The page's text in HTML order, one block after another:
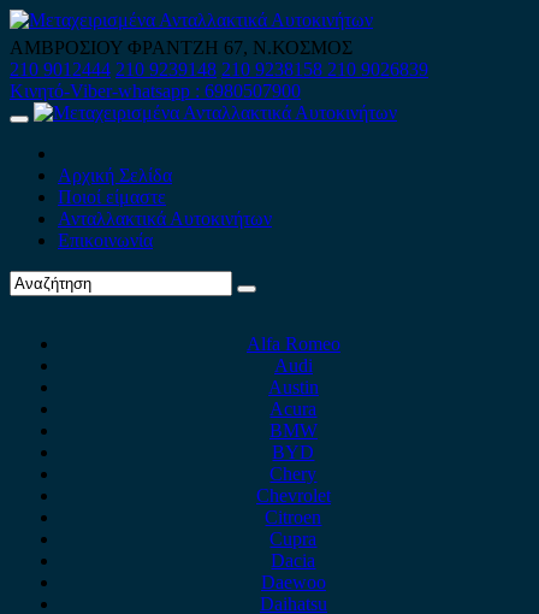
Skip
to
content
ΑΜΒΡΟΣΙΟΥ ΦΡΑΝΤΖΗ 67, Ν.ΚΟΣΜΟΣ
210 9012444 210 9239148 210 9238158 210 9026839
Κινητό-Viber-whatsapp : 6980507900
Primary
Αρχική Σελίδα
Ποιοί είμαστε
Ανταλλακτικά Αυτοκινήτων
Επικοινωνία
Alfa Romeo
Audi
Austin
Acura
BMW
BYD
Chery
Chevrolet
Citroen
Cupra
Dacia
Daewoo
Daihatsu